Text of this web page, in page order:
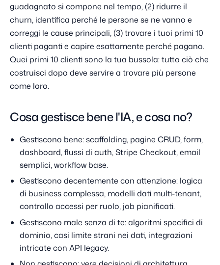
guadagnato si compone nel tempo, (2) ridurre il
churn, identifica perché le persone se ne vanno e
correggi le cause principali, (3) trovare i tuoi primi 10
clienti paganti e capire esattamente perché pagano.
Quei primi 10 clienti sono la tua bussola: tutto ciò che
costruisci dopo deve servire a trovare più persone
come loro.
Cosa gestisce bene l'IA, e cosa no?
Gestiscono bene: scaffolding, pagine CRUD, form,
dashboard, flussi di auth, Stripe Checkout, email
semplici, workflow base.
Gestiscono decentemente con attenzione: logica
di business complessa, modelli dati multi-tenant,
controllo accessi per ruolo, job pianificati.
Gestiscono male senza di te: algoritmi specifici di
dominio, casi limite strani nei dati, integrazioni
intricate con API legacy.